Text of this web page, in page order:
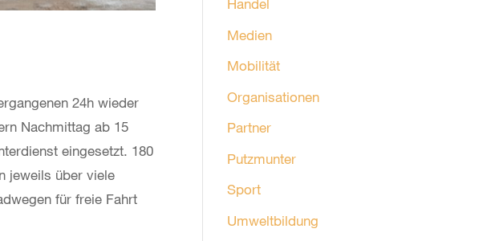
24h wieder
Nachmittag ab 15
eingesetzt. 180
jeweils über viele
für freie Fahrt
Handel
Medien
Mobilität
Organisationen
Partner
Putzmunter
Sport
Umweltbildung